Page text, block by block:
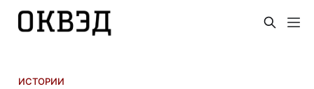
ИСТОРИИ